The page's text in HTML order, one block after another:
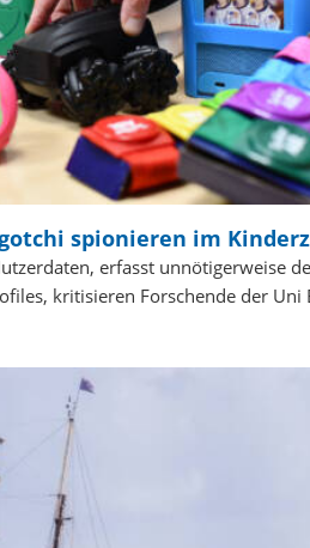
spionieren im
erfasst unnötigerweise
kritisieren Forschende der Uni